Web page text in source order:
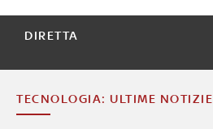
DIRETTA
TECNOLOGIA: ULTIME NOTIZIE